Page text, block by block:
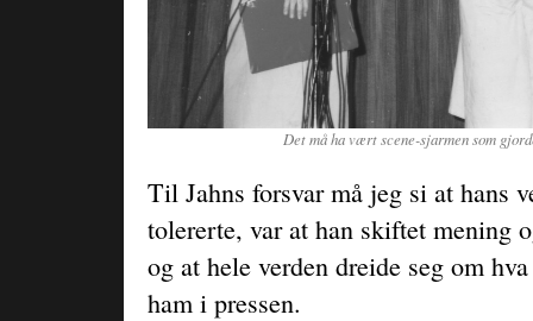
Det må ha vært scene-sjarmen som
Til Jahns forsvar må jeg si at hans
tolererte, var at han skiftet mening
og at hele verden dreide seg om
ham i pressen.